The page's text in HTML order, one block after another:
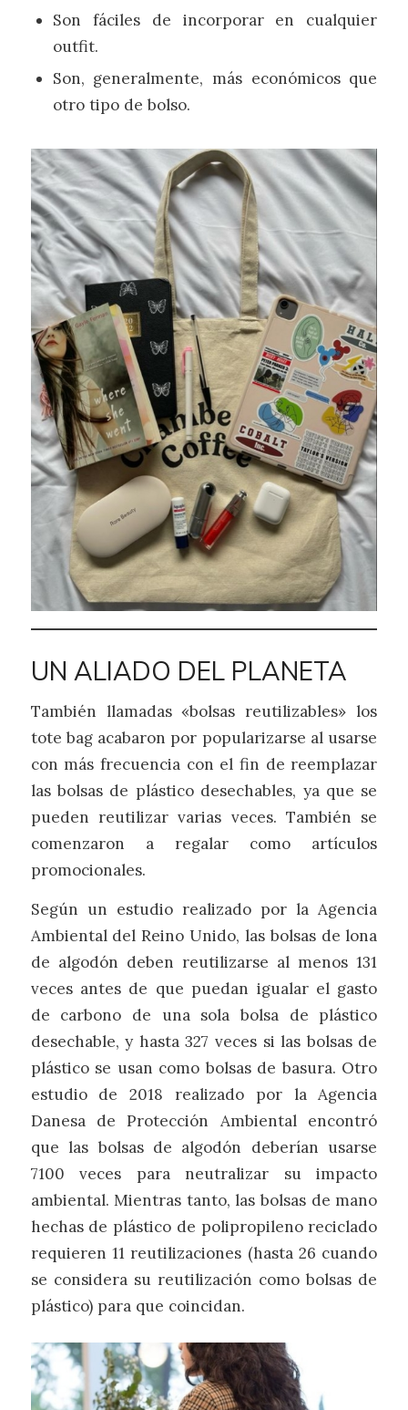
Son fáciles de incorporar en cualquier
outfit.
Son, generalmente, más económicos que
otro tipo de bolso.
UN ALIADO DEL PLANETA
También llamadas «bolsas reutilizables» los
tote bag acabaron por popularizarse al usarse
con más frecuencia con el fin de reemplazar
las bolsas de plástico desechables, ya que se
pueden reutilizar varias veces. También se
comenzaron a regalar como artículos
promocionales.
Según un estudio realizado por la Agencia
Ambiental del Reino Unido, las bolsas de lona
de algodón deben reutilizarse al menos 131
veces antes de que puedan igualar el gasto
de carbono de una sola bolsa de plástico
desechable, y hasta 327 veces si las bolsas de
plástico se usan como bolsas de basura. Otro
estudio de 2018 realizado por la Agencia
Danesa de Protección Ambiental encontró
que las bolsas de algodón deberían usarse
7100 veces para neutralizar su impacto
ambiental. Mientras tanto, las bolsas de mano
hechas de plástico de polipropileno reciclado
requieren 11 reutilizaciones (hasta 26 cuando
se considera su reutilización como bolsas de
plástico) para que coincidan.